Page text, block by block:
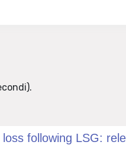
following LSG: